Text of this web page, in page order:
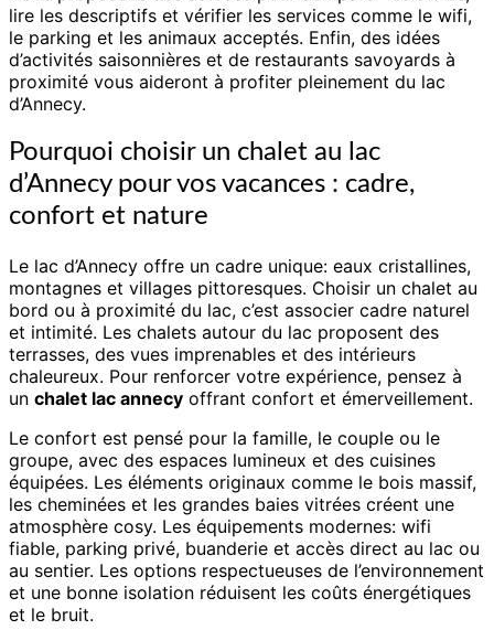
lire les descriptifs et vérifier les services comme le wifi,
le parking et les animaux acceptés. Enfin, des idées
d’activités saisonnières et de restaurants savoyards à
proximité vous aideront à profiter pleinement du lac
d’Annecy.
Pourquoi choisir un chalet au lac
d’Annecy pour vos vacances : cadre,
confort et nature
Le lac d’Annecy offre un cadre unique: eaux cristallines,
montagnes et villages pittoresques. Choisir un chalet au
bord ou à proximité du lac, c’est associer cadre naturel
et intimité. Les chalets autour du lac proposent des
terrasses, des vues imprenables et des intérieurs
chaleureux. Pour renforcer votre expérience, pensez à
un chalet lac annecy offrant confort et émerveillement.
Le confort est pensé pour la famille, le couple ou le
groupe, avec des espaces lumineux et des cuisines
équipées. Les éléments originaux comme le bois massif,
les cheminées et les grandes baies vitrées créent une
atmosphère cosy. Les équipements modernes: wifi
fiable, parking privé, buanderie et accès direct au lac ou
au sentier. Les options respectueuses de l’environnement
et une bonne isolation réduisent les coûts énergétiques
et le bruit.